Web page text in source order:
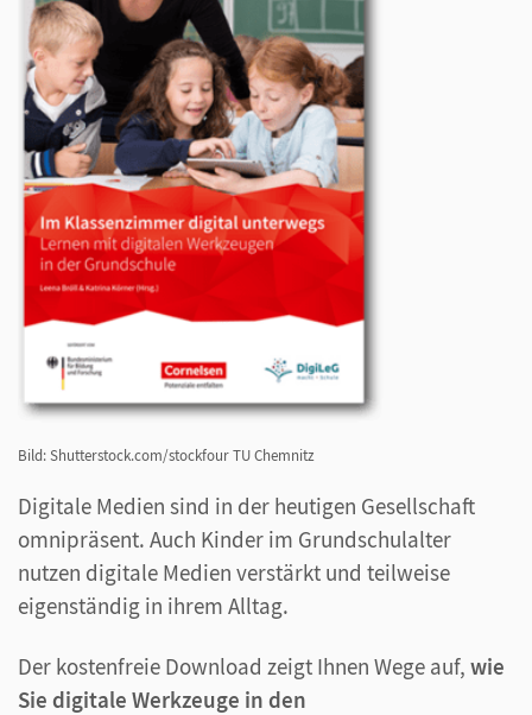
Bild: Shutterstock.com/stockfour TU Chemnitz
Digitale Medien sind in der heutigen Gesellschaft
omnipräsent. Auch Kinder im Grundschulalter
nutzen digitale Medien verstärkt und teilweise
eigenständig in ihrem Alltag.
Der kostenfreie Download zeigt Ihnen Wege auf, wie
Sie digitale Werkzeuge in den